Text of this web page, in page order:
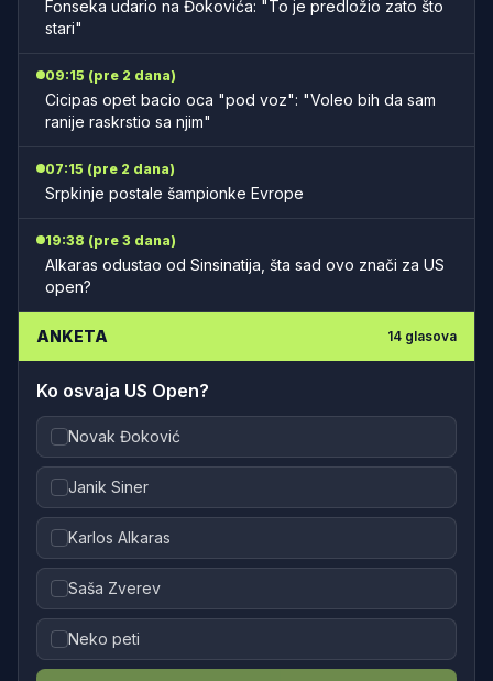
Fonseka udario na Đokovića: "To je predložio zato što
stari"
09:15 (pre 2 dana)
Cicipas opet bacio oca "pod voz": "Voleo bih da sam
ranije raskrstio sa njim"
07:15 (pre 2 dana)
Srpkinje postale šampionke Evrope
19:38 (pre 3 dana)
Alkaras odustao od Sinsinatija, šta sad ovo znači za US
open?
ANKETA 14 glasova
Ko osvaja US Open?
Novak Đoković
Janik Siner
Karlos Alkaras
Saša Zverev
Neko peti